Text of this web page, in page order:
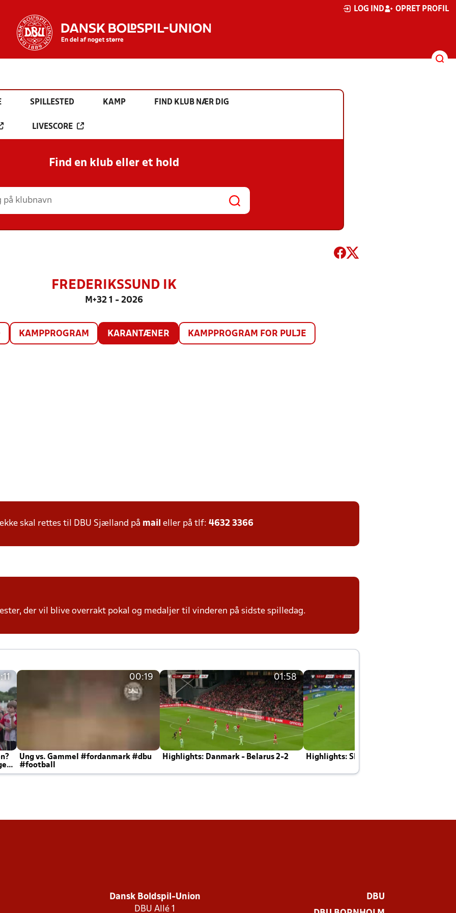
LOG IND OPRET PROFIL
SPILLESTED KAMP FIND KLUB NÆR DIG
LIVESCORE
Find en klub eller et hold
FREDERIKSSUND IK
M+32 1 - 2026
KAMPPROGRAM KARANTÆNER KAMPPROGRAM FOR PULJE
skal rettes til DBU Sjælland på mail eller på tlf: 4632 3366
der vil blive overrakt pokal og medaljer til vinderen på sidste spilledag.
00:19
Ung vs. Gammel #fordanmark #dbu
#football
01:58
Highlights: Danmark - Belarus 2-2 Highlights: Skotland - Danmark 4-2
Dansk Boldspil-Union
DBU Allé 1
DBU